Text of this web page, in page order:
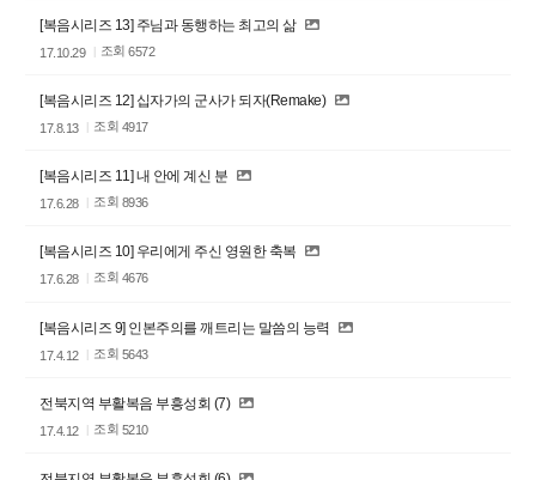
[복음시리즈 13] 주님과 동행하는 최고의 삶
17.10.29 조회6572
[복음시리즈 12] 십자가의 군사가 되자(Remake)
17.8.13 조회 4917
[복음시리즈 11] 내 안에 계신 분
17.6.28 조회 8936
[복음시리즈 10] 우리에게 주신 영원한 축복
17.6.28 조회 4676
[복음시리즈 9] 인본주의를 깨트리는 말씀의 능력
17.4.12 조회 5643
전북지역 부활복음 부흥성회 (7)
17.4.12 조회 5210